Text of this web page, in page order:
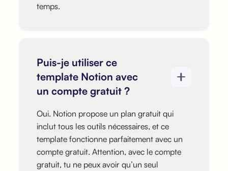
temps.
Puis-je utiliser ce
template Notion avec
un compte gratuit ?
Oui. Notion propose un plan gratuit qui
inclut tous les outils nécessaires, et ce
template fonctionne parfaitement avec un
compte gratuit. Attention, avec le compte
gratuit, tu ne peux avoir qu’un seul